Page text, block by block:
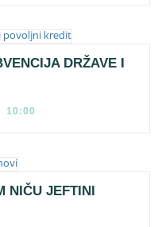
DRŽAVE I
10:00
NIČU JEFTINI